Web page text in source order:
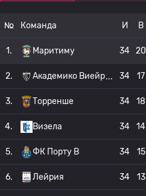
№ Команда И В
1. Маритиму 34 20
2. Академико Виейр 34 17
3. Торренше 34 18
4. Визела 34 14
5. ФК Порту B 34 15
6. Лейрия 34 13